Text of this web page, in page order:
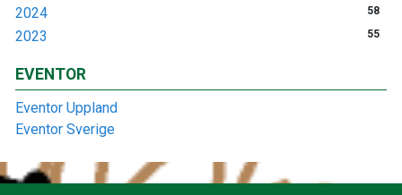
2024 58
2023 55
EVENTOR
Eventor Uppland
Eventor Sverige